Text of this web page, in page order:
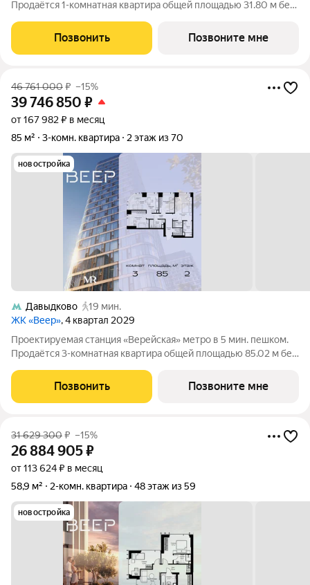
Продаётся 1-комнатная квартира общей площадью 31.80 м без
жилой квартал бизнес-класса в престижном ЗАО Москвы
всего 5 минут до
Позвонить Позвоните мне
46 761 000₽ –15%
39 746 850 ₽
от 167 982 ₽ в месяц
85 м²
3-комн. квартира 2 этаж из 70
новостройка
Давыдково
19 мин.
ЖК «Веер», 4 квартал 2029
Проектируемая станция «Верейская» метро в 5 мин. пешком.
Продаётся 3-комнатная квартира общей площадью 85.02 м без
вторая очередь жилого комплекса бизнес-класса в
престижном ЗАО, где
Позвонить Позвоните мне
31 629 300₽ –15%
26 884 905₽
от 113 624 ₽ в месяц
58,9 м²
2-комн. квартира 48 этаж из 59
новостройка